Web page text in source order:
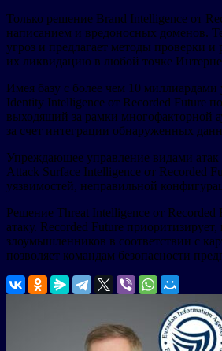
Только решение Brand Intelligence от
написанием и вредоносных доменов.
угроз и предлагает методы проверки
их ликвидацию в любой точке
Имея базу с более чем 10
Identity Intelligence от Recorded Future
выходящий за рамки многофакторной
за счет интеграции обнаруженных
Упреждающее управление видами атак
Attack Surface Intelligence от Recorded
уязвимостей, неправильной
Решение Threat Intelligence от
атаку. Recorded Future
злоумышленников в соответствии с
позволяет командам безопасности